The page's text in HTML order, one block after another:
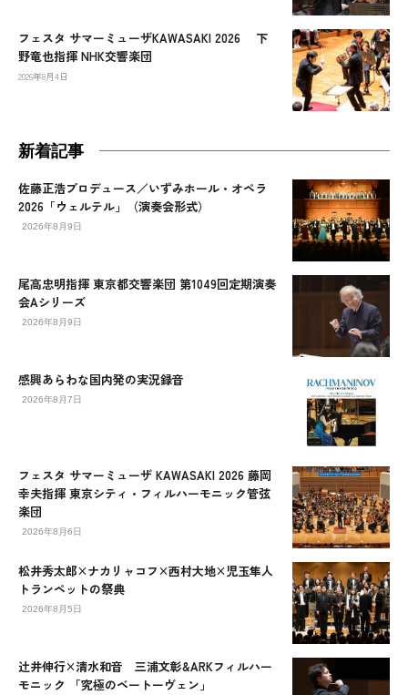
フェスタ サマーミューザKAWASAKI 2026 下
野竜也指揮 NHK交響楽団
2026年8月4日
新着記事
佐藤正浩プロデュース／いずみホール・オペラ
2026「ウェルテル」（演奏会形式）
2026年8月9日
尾高忠明指揮 東京都交響楽団 第1049回定期演奏
会Aシリーズ
2026年8月9日
感興あらわな国内発の実況録音
2026年8月7日
フェスタ サマーミューザ KAWASAKI 2026 藤岡
幸夫指揮 東京シティ・フィルハーモニック管弦
楽団
2026年8月6日
松井秀太郎×ナカリャコフ×西村大地×児玉隼人
トランペットの祭典
2026年8月5日
辻󠄀井伸行×清水和音 三浦文彰&ARKフィルハー
モニック 「究極のベートーヴェン」